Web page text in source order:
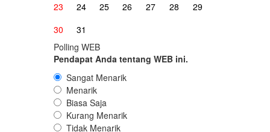
23
24 25 26 27 28
29
30
31
Polling WEB
Pendapat Anda tentang WEB ini.
Sangat Menarik
Menarik
Biasa Saja
Kurang Menarik
Tidak Menarik